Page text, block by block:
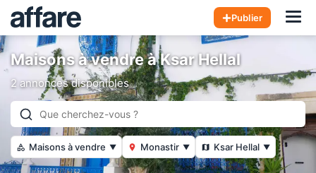
Publier
Maisons à vendre à Ksar Hellal
2 annonces disponibles
Maisons à vendre ▼ Monastir ▼ Ksar Hellal ▼